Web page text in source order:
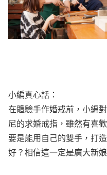
小編真心話：
在體驗手作婚戒前，小編
尼的求婚戒指，雖然有喜
要是能用自己的雙手，打
好？相信這一定是廣大新